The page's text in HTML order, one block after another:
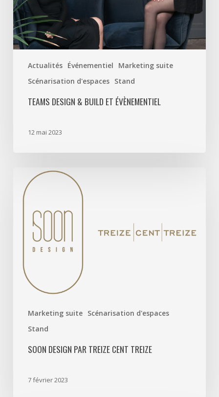
Actualités Événementiel
Marketing suite
Scénarisation d'espaces Stand
TEAMS DESIGN & BUILD ET ÉVÈNEMENTIEL
12 mai 2023
Marketing suite Scénarisation d'espaces
Stand
Design
par
SOON DESIGN PAR TREIZE CENT TREIZE
7 février 2023